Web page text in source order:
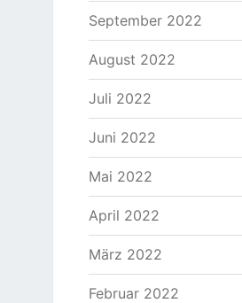
September 2022
August 2022
Juli 2022
Juni 2022
Mai 2022
April 2022
März 2022
Februar 2022